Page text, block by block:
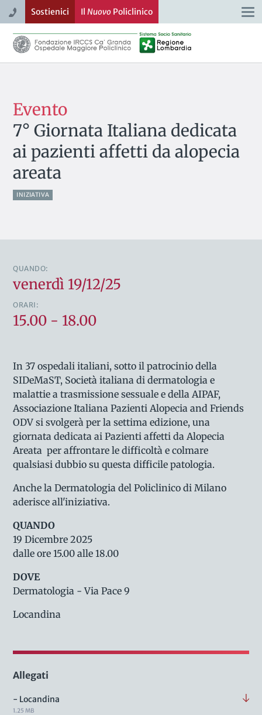
Sostienici Il NuovoPoliclinico
Evento
7° Giornata Italiana dedicata
ai pazienti affetti da alopecia
areata
INIZIATIVA
QUANDO:
venerdì 19/12/25
ORARI:
15.00 - 18.00
In 37 ospedali italiani, sotto il patrocinio della
SIDeMaST, Società italiana di dermatologia e
malattie a trasmissione sessuale e della AIPAF,
Associazione Italiana Pazienti Alopecia and Friends
ODV si svolgerà per la settima edizione, una
giornata dedicata ai Pazienti affetti da Alopecia
Areata per affrontare le difficoltà e colmare
qualsiasi dubbio su questa difficile patologia.
Anche la Dermatologia del Policlinico di Milano
aderisce all'iniziativa.
QUANDO
19 Dicembre 2025
dalle ore 15.00 alle 18.00
DOVE
Dermatologia - Via Pace 9
Locandina
Allegati
- Locandina
1.25 MB